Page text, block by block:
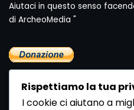
Aiutaci in questo senso
di ArcheoMedia "
Rispettiamo la tua
I cookie ci aiutano a